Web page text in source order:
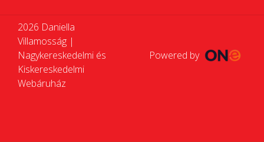
2026 Daniella
Villamosság |
Nagykereskedelmi és
Kiskereskedelmi
Webáruház
Powered by